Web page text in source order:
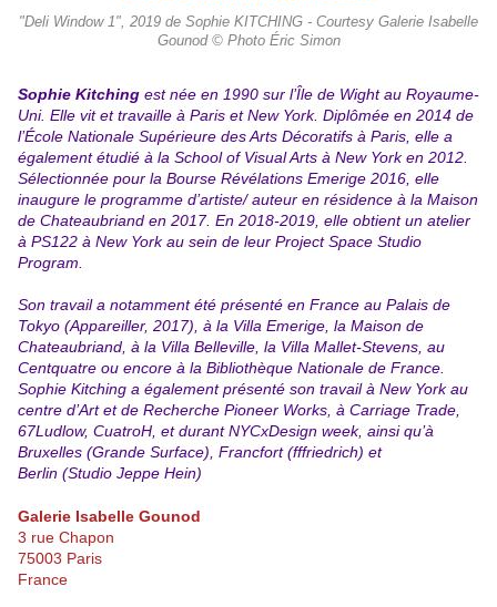
"Deli Window 1", 2019 de Sophie KITCHING - Courtesy Galerie Isabelle
Gounod © Photo Éric Simon
Sophie Kitching est née en 1990 sur l’Île de Wight au Royaume-
Uni. Elle vit et travaille à Paris et New York. Diplômée en 2014 de
l’École Nationale Supérieure des Arts Décoratifs à Paris, elle a
également étudié à la School of Visual Arts à New York en 2012.
Sélectionnée pour la Bourse Révélations Emerige 2016, elle
inaugure le programme d’artiste/ auteur en résidence à la Maison
de Chateaubriand en 2017. En 2018-2019, elle obtient un atelier
à PS122 à New York au sein de leur Project Space Studio
Program.
Son travail a notamment été présenté en France au Palais de
Tokyo (Appareiller, 2017), à la Villa Emerige, la Maison de
Chateaubriand, à la Villa Belleville, la Villa Mallet-Stevens, au
Centquatre ou encore à la Bibliothèque Nationale de France.
Sophie Kitching a également présenté son travail à New York au
centre d’Art et de Recherche Pioneer Works, à Carriage Trade,
67Ludlow, CuatroH, et durant NYCxDesign week, ainsi qu’à
Bruxelles (Grande Surface), Francfort (fffriedrich) et
Berlin (Studio Jeppe Hein)
Galerie Isabelle Gounod
3 rue Chapon
75003 Paris
France